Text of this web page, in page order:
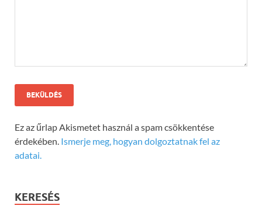
Ez az űrlap Akismetet használ a spam csökkentése
érdekében. Ismerje meg, hogyan dolgoztatnak fel az
adatai.
KERESÉS